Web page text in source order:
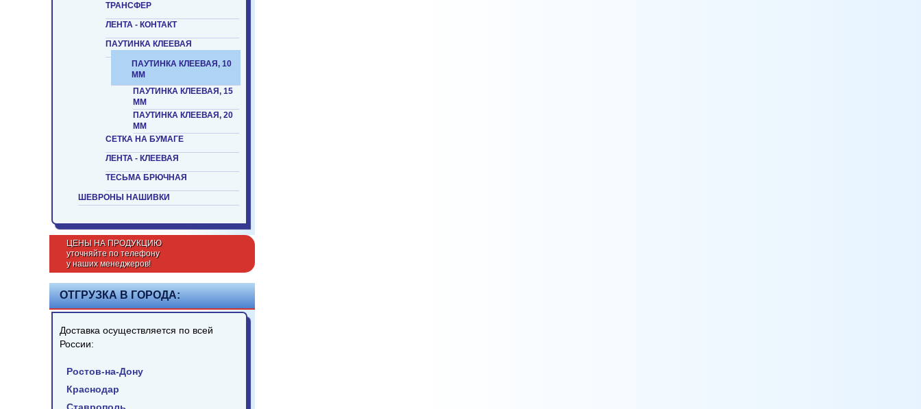
ТРАНСФЕР
ЛЕНТА - КОНТАКТ
ПАУТИНКА КЛЕЕВАЯ
ПАУТИНКА КЛЕЕВАЯ, 10
ММ
ПАУТИНКА КЛЕЕВАЯ, 15
ММ
ПАУТИНКА КЛЕЕВАЯ, 20
ММ
СЕТКА НА БУМАГЕ
ЛЕНТА - КЛЕЕВАЯ
ТЕСЬМА БРЮЧНАЯ
ШЕВРОНЫ НАШИВКИ
ЦЕНЫ НА ПРОДУКЦИЮ
уточняйте по телефону
у наших менеджеров!
ОТГРУЗКА В ГОРОДА:
Доставка осуществляется по всей
России:
Ростов-на-Дону
Краснодар